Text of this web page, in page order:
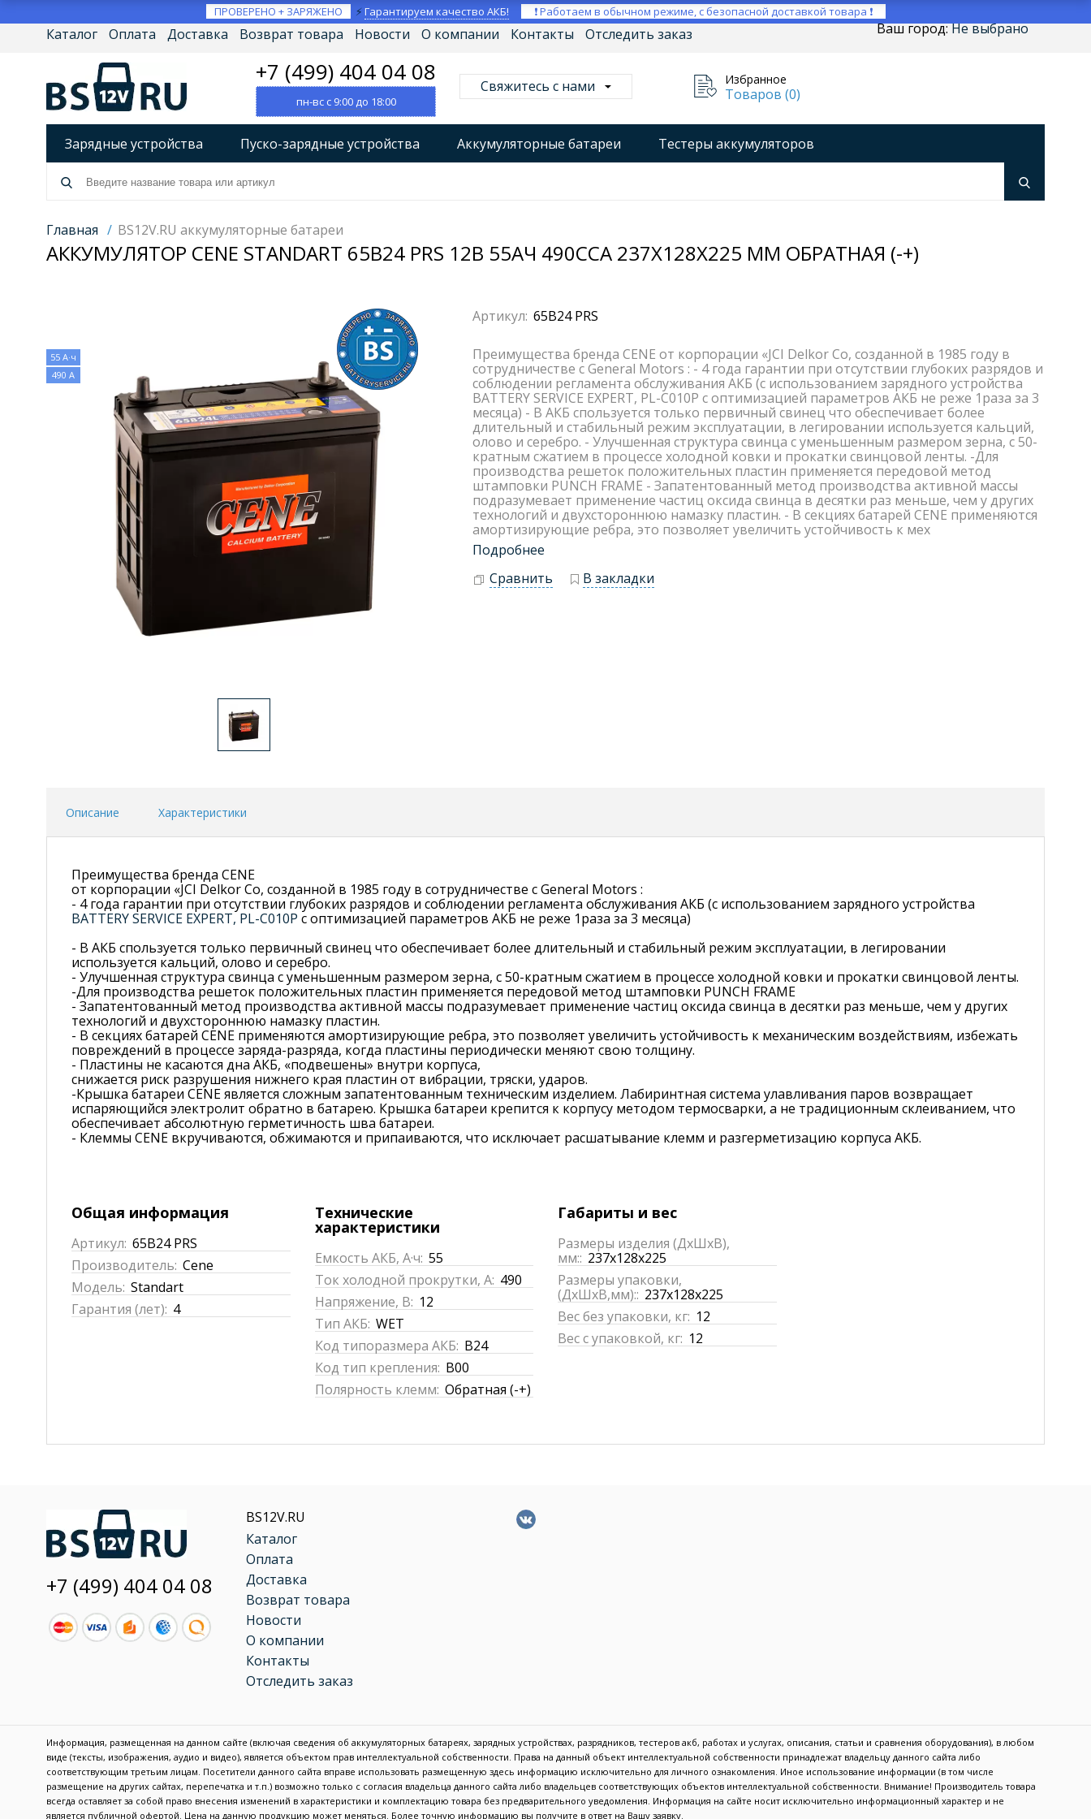
ПРОВЕРЕНО + ЗАРЯЖЕНО ⚡Гарантируем качество АКБ! ❗ Работаем в обычном режиме, с безопасной доставкой товара ❗
Ваш город:Не выбрано
Каталог Оплата Доставка Возврат товара Новости О компании Контакты Отследить заказ
+7 (499) 404 04 08
пн-вс с 9:00 до 18:00
Свяжитесь с нами Избранное
Товаров (0)
Зарядные устройства Пуско-зарядные устройства Аккумуляторные батареи Тестеры аккумуляторов
Разрядно-диагностические устройства
Источники бесперебойного питания (ИБП)
Товары по брендам
Главная / BS12V.RU аккумуляторные батареи
АККУМУЛЯТОР CENE STANDART 65B24 PRS 12В 55АЧ 490CCA 237X128X225 ММ ОБРАТНАЯ (-+)
55 А·ч
490 А
Артикул: 65B24 PRS
Преимущества бренда CENE от корпорации «JCI Delkor Со, созданной в 1985 году в
сотрудничестве с General Motors : - 4 года гарантии при отсутствии глубоких разрядов и
соблюдении регламента обслуживания АКБ (с использованием зарядного устройства
BATTERY SERVICE EXPERT, PL-C010P с оптимизацией параметров АКБ не реже 1раза за 3
месяца) - В АКБ спользуется только первичный свинец что обеспечивает более
длительный и стабильный режим эксплуатации, в легировании используется кальций,
олово и серебро. - Улучшенная структура свинца с уменьшенным размером зерна, с 50-
кратным сжатием в процессе холодной ковки и прокатки свинцовой ленты. -Для
производства решеток положительных пластин применяется передовой метод
штамповки PUNCH FRAME - Запатентованный метод производства активной массы
подразумевает применение частиц оксида свинца в десятки раз меньше, чем у других
технологий и двухстороннюю намазку пластин. - В секциях батарей CENE применяются
амортизирующие ребра, это позволяет увеличить устойчивость к мех
Подробнее
Сравнить
В закладки
Описание Характеристики
Преимущества бренда CENE
от корпорации «JCI Delkor Со, созданной в 1985 году в сотрудничестве с General Motors :
- 4 года гарантии при отсутствии глубоких разрядов и соблюдении регламента обслуживания АКБ (с использованием зарядного устройства
BATTERY SERVICE EXPERT, PL-C010P с оптимизацией параметров АКБ не реже 1раза за 3 месяца)
- В АКБ спользуется только первичный свинец что обеспечивает более длительный и стабильный режим эксплуатации, в легировании
используется кальций, олово и серебро.
- Улучшенная структура свинца с уменьшенным размером зерна, с 50-кратным сжатием в процессе холодной ковки и прокатки свинцовой ленты.
-Для производства решеток положительных пластин применяется передовой метод штамповки PUNCH FRAME
- Запатентованный метод производства активной массы подразумевает применение частиц оксида свинца в десятки раз меньше, чем у других
технологий и двухстороннюю намазку пластин.
- В секциях батарей CENE применяются амортизирующие ребра, это позволяет увеличить устойчивость к механическим воздействиям, избежать
повреждений в процессе заряда-разряда, когда пластины периодически меняют свою толщину.
- Пластины не касаются дна АКБ, «подвешены» внутри корпуса,
снижается риск разрушения нижнего края пластин от вибрации, тряски, ударов.
-Крышка батареи CENE является сложным запатентованным техническим изделием. Лабиринтная система улавливания паров возвращает
испаряющийся электролит обратно в батарею. Крышка батареи крепится к корпусу методом термосварки, а не традиционным склеиванием, что
обеспечивает абсолютную герметичность шва батареи.
- Клеммы CENE вкручиваются, обжимаются и припаиваются, что исключает расшатывание клемм и разгерметизацию корпуса АКБ.
Общая информация
Артикул: 65B24 PRS
Производитель: Cene
Модель: Standart
Гарантия (лет): 4
Технические
характеристики
Емкость АКБ, А·ч: 55
Ток холодной прокрутки, А: 490
Напряжение, В: 12
Тип АКБ: WET
Код типоразмера АКБ: B24
Код тип крепления: B00
Полярность клемм: Обратная (-+)
Габариты и вес
Размеры изделия (ДхШхВ),
мм:: 237x128x225
Размеры упаковки,
(ДхШхВ,мм):: 237x128x225
Вес без упаковки, кг: 12
Вес с упаковкой, кг: 12
+7 (499) 404 04 08
BS12V.RU
Каталог
Оплата
Доставка
Возврат товара
Новости
О компании
Контакты
Отследить заказ
Информация, размещенная на данном сайте (включая сведения об аккумуляторных батареях, зарядных устройствах, разрядников, тестеров акб, работах и услугах, описания, статьи и сравнения оборудования), в любом
виде (тексты, изображения, аудио и видео), является объектом прав интеллектуальной собственности. Права на данный объект интеллектуальной собственности принадлежат владельцу данного сайта либо
соответствующим третьим лицам. Посетители данного сайта вправе использовать размещенную здесь информацию исключительно для личного ознакомления. Иное использование информации (в том числе
размещение на других сайтах, перепечатка и т.п.) возможно только с согласия владельца данного сайта либо владельцев соответствующих объектов интеллектуальной собственности. Внимание! Производитель товара
всегда оставляет за собой право внесения изменений в характеристики и комплектацию товара без предварительного уведомления. Информация на сайте носит исключительно информационный характер и не
является публичной офертой. Цена на данную продукцию может меняться. Более точную информацию вы получите в ответ на Вашу заявку.